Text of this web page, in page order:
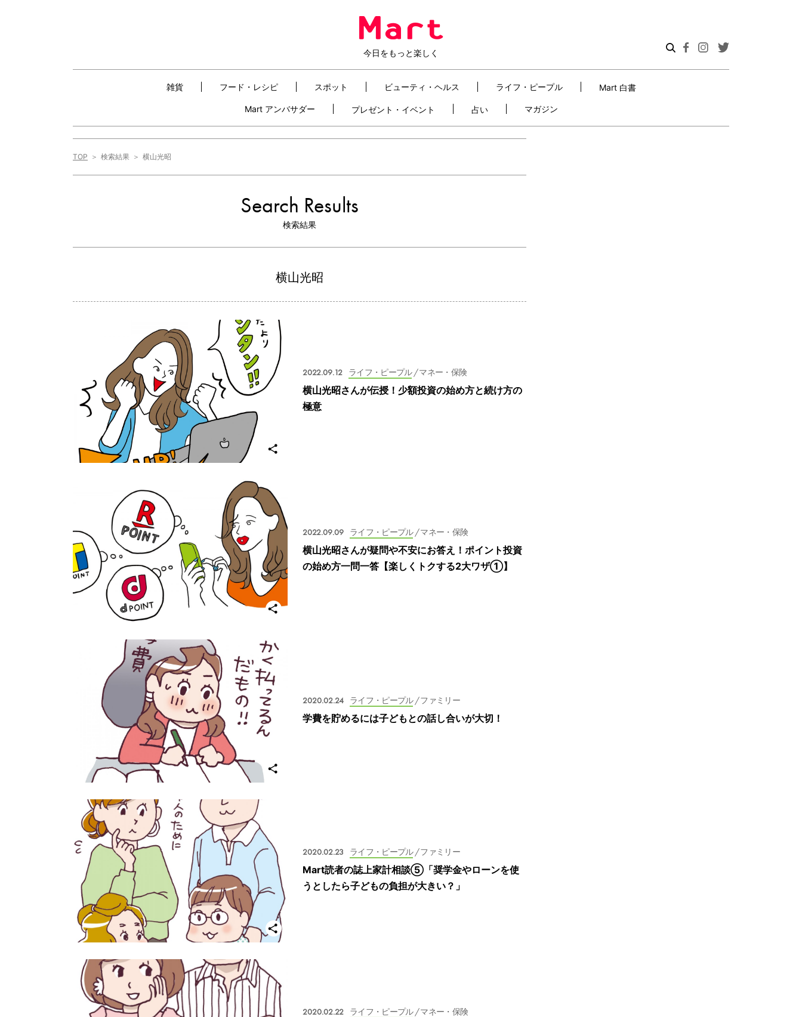
今日をもっと楽しく
雑貨 フード・レシピ スポット ビューティ・ヘルス ライフ・ピープル Mart 白書
Mart アンバサダー プレゼント・イベント 占い マガジン
TOP 検索結果 横山光昭
Search Results
検索結果
横山光昭
2022.09.12 ライフ・ピープル/ マネー・保険
横山光昭さんが伝授！少額投資の始め方と続け方の
極意
2022.09.09 ライフ・ピープル/ マネー・保険
横山光昭さんが疑問や不安にお答え！ポイント投資
の始め方一問一答【楽しくトクする2大ワザ①】
2020.02.24 ライフ・ピープル / ファミリー
学費を貯めるには子どもとの話し合いが大切！
2020.02.23 ライフ・ピープル/ ファミリー
Mart読者の誌上家計相談⑤「奨学金やローンを使
うとしたら子どもの負担が大きい？」
2020.02.22 ライフ・ピープル/ マネー・保険